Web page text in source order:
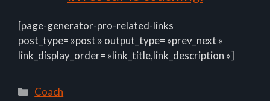
[page-generator-pro-related-links
post_type= »post » output_type= »prev_next »
link_display_order= »link_title,link_description »]
Catégories
Coach